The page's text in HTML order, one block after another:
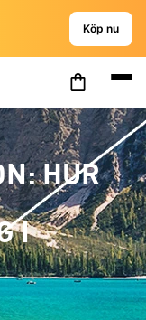
Köp nu
HUR
I